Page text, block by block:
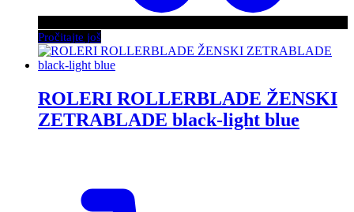
Pročitajte još
ROLERI ROLLERBLADE ŽENSKI
ZETRABLADE black-light blue